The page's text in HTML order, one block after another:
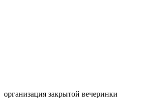
организация закрытой вечеринки